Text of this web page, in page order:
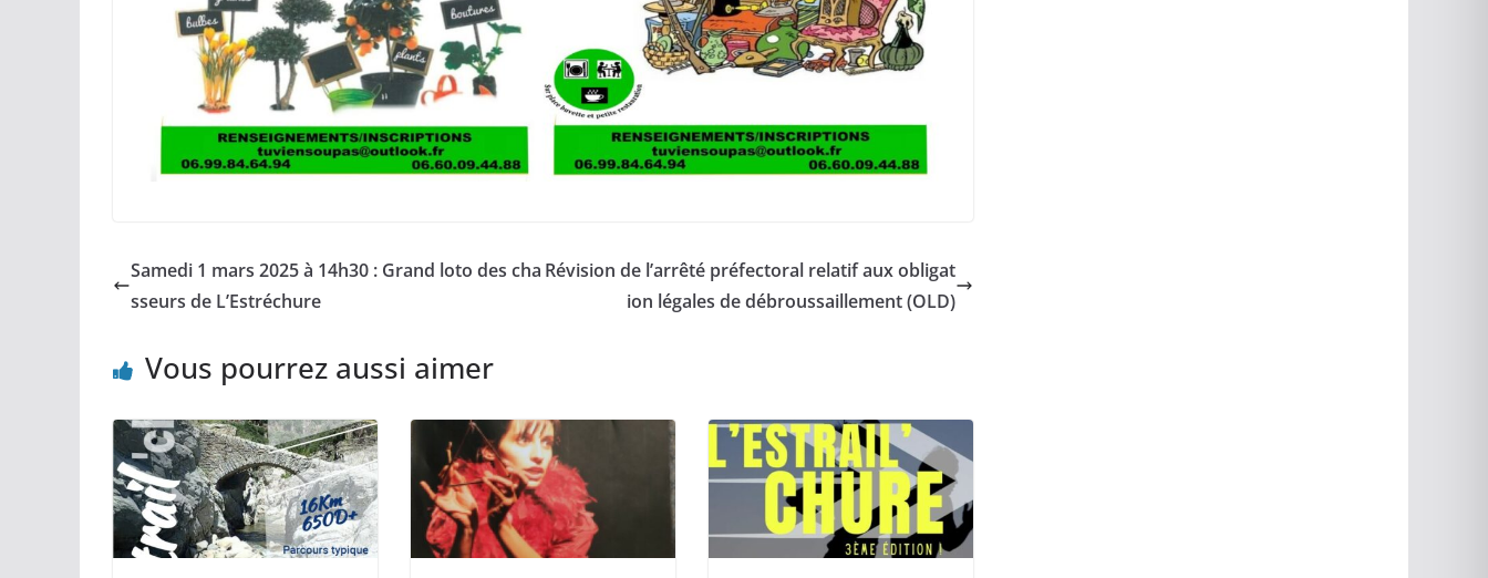
Samedi 1 mars 2025 à 14h30 : Grand loto des cha
sseurs de L’Estréchure
Révision de l’arrêté préfectoral relatif aux obligat
ion légales de débroussaillement (OLD)
Vous pourrez aussi aimer